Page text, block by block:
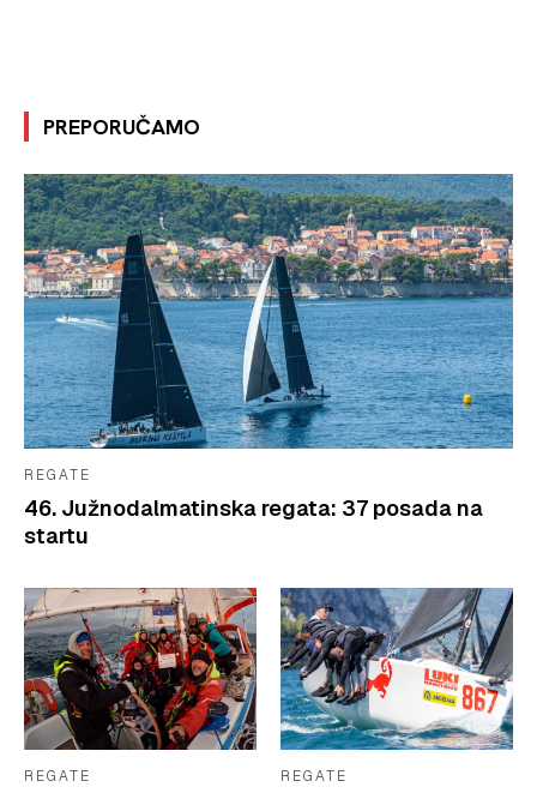
PREPORUČAMO
REGATE
46. Južnodalmatinska regata: 37 posada na
startu
REGATE REGATE